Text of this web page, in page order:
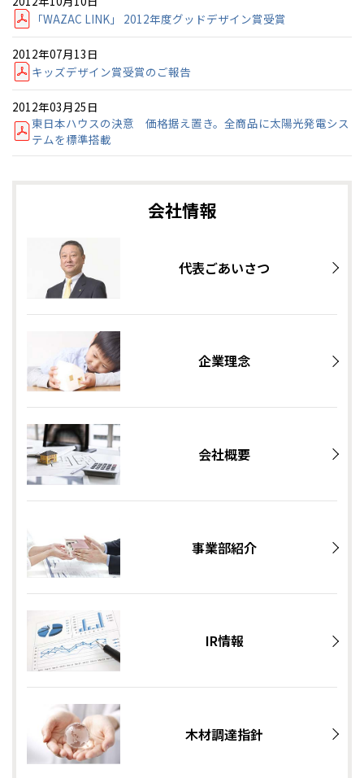
「WAZAC LINK」 2012年度グッドデザイン賞受賞
2012年07月13日
キッズデザイン賞受賞のご報告
2012年03月25日
東日本ハウスの決意 価格据え置き。全商品に太陽光発電シス
テムを標準搭載
会社情報
代表ごあいさつ
企業理念
会社概要
事業部紹介
IR情報
木材調達指針